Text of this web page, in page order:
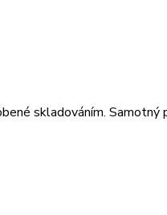
skladováním.